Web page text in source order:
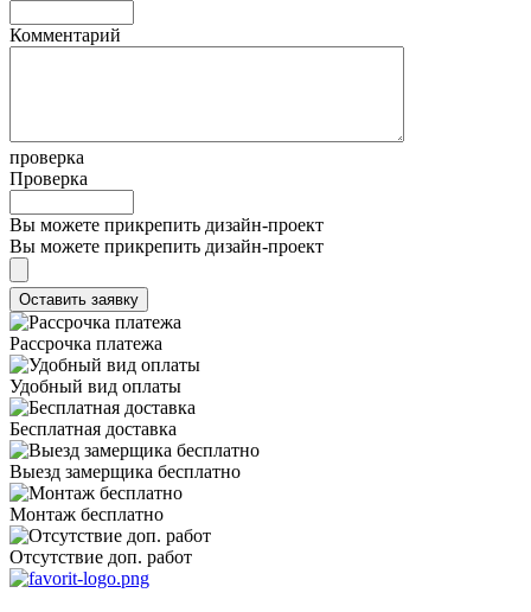
Комментарий
проверка
Проверка
Вы можете прикрепить дизайн-проект
Вы можете прикрепить дизайн-проект
Рассрочка платежа
Удобный вид оплаты
Бесплатная доставка
Выезд замерщика бесплатно
Монтаж бесплатно
Отсутствие доп. работ